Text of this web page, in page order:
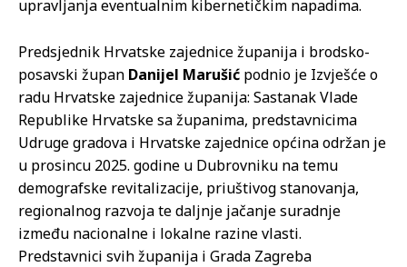
upravljanja eventualnim kibernetičkim napadima.
Predsjednik Hrvatske zajednice županija i brodsko-
posavski župan Danijel Marušić podnio je Izvješće o
radu Hrvatske zajednice županija: Sastanak Vlade
Republike Hrvatske sa županima, predstavnicima
Udruge gradova i Hrvatske zajednice općina održan je
u prosincu 2025. godine u Dubrovniku na temu
demografske revitalizacije, priuštivog stanovanja,
regionalnog razvoja te daljnje jačanje suradnje
između nacionalne i lokalne razine vlasti.
Predstavnici svih županija i Grada Zagreba